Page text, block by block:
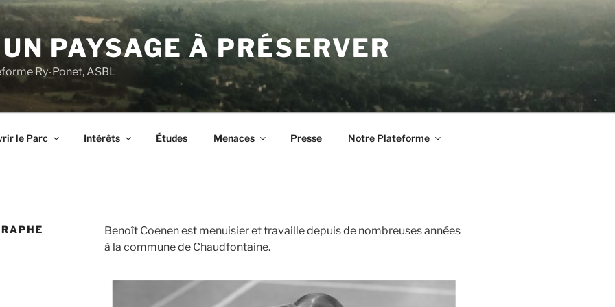
PAYSAGE À PRÉSERVER
Ry-Ponet, ASBL
le Parc Intérêts Études Menaces Presse Notre Plateforme
Benoît Coenen est menuisier et travaille depuis de nombreuses années
à la commune de Chaudfontaine.